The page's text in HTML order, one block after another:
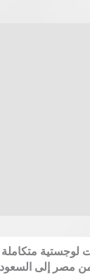
لوجستية متكاملة
مصر إلى